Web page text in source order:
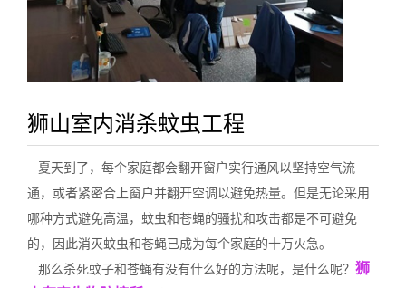
狮山室内消杀蚊虫工程
夏天到了，每个家庭都会翻开窗户实行通风以坚持空气流
通，或者紧密合上窗户并翻开空调以避免热量。但是无论采用
哪种方式避免高温，蚊虫和苍蝇的骚扰和攻击都是不可避免
的，因此消灭蚊虫和苍蝇已成为每个家庭的十万火急。
那么杀死蚊子和苍蝇有没有什么好的方法呢，是什么呢？ 狮